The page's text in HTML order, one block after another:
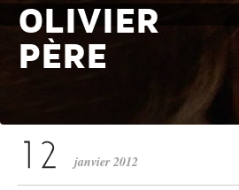
OLIVIER
PÈRE
janvier 2012